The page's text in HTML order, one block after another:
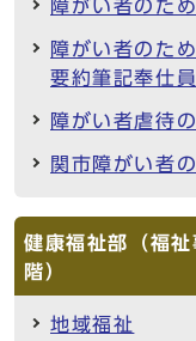
障がい者のた
障がい者のた
要約筆記奉仕
障がい者虐待
関市障がい者
健康福祉部（福
階）
地域福祉